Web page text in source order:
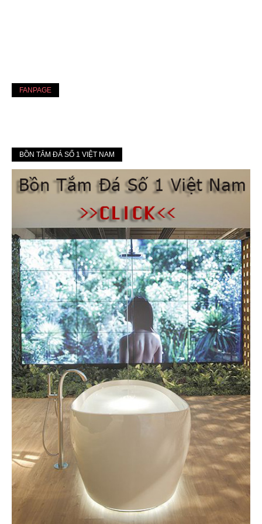
FANPAGE
BỒN TẮM ĐÁ SỐ 1 VIỆT NAM